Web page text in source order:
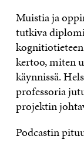
Muistia ja
tutkiva
kertoo, miten
käynnissä.
professoria
projektin
Podcastin